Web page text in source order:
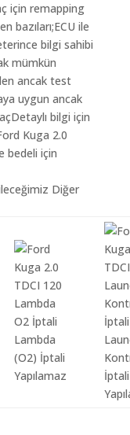
için remapping
bazıları;ECU ile
bilgi sahibi
mümkün
ancak test
uygun ancak
bilgi için
Kuga 2.0
bedeli için
Diğer
Lambda
(O2) İptali
Yapılamaz
İptali